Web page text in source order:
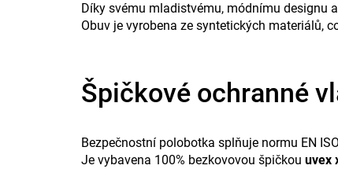
Díky svému mladistvému, módnímu designu
Obuv je vyrobena ze syntetických materiálů,
Špičkové ochranné
Bezpečnostní polobotka splňuje normu EN
Je vybavena 100% bezkovovou špičkou uvex